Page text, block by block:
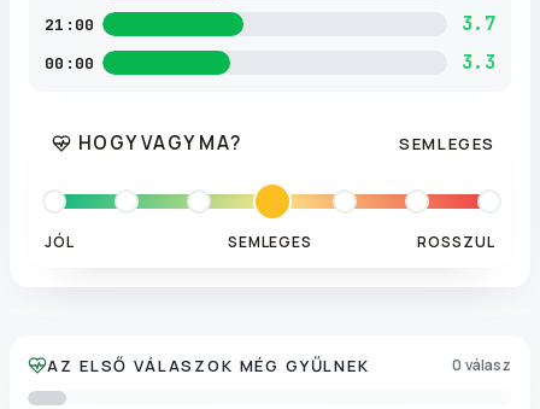
21:00 3.7
00:00 3.3
HOGY VAGY MA? SEMLEGES
JÓL SEMLEGES ROSSZUL
AZ ELSŐ VÁLASZOK MÉG GYŰLNEK 0 válasz